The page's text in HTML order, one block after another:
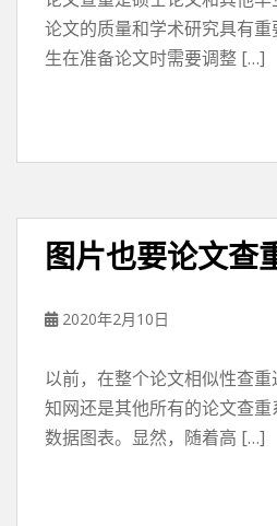
论文的质量和学术研究具有
生在准备论文时需要调整 […]
图片也要论文查
2020年2月10日
以前，在整个论文相似性查
知网还是其他所有的论文查
数据图表。显然，随着高 […]